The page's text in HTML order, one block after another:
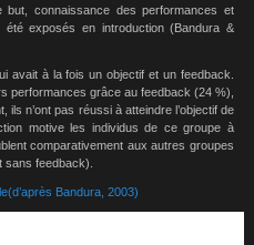
but, connaissance des performances et
exposés en introduction (Bandura &
avait à la fois un objectif et un feedback.
performances grâce au feedback (24 %),
ils n’ont pas réussi à atteindre l’objectif de
motive les individus de ce groupe à
comparativement aux autres groupes
sans feedback).
Bandura, 2003)